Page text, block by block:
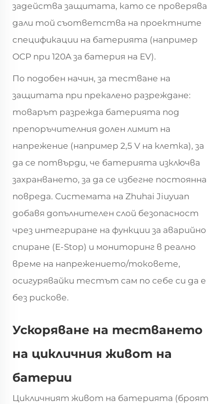
задейства защитата, като се проверява
дали той съответства на проектните
спецификации на батерията (например
OCP при 120A за батерия на EV).
По подобен начин, за тестване на
защитата при прекалено разреждане:
товарът разрежда батерията под
препоръчителния долен лимит на
напрежение (например 2,5 V на клетка), за
да се потвърди, че батерията изключва
захранването, за да се избегне постоянна
повреда. Системата на Zhuhai Jiuyuan
добавя допълнителен слой безопасност
чрез интегриране на функции за аварийно
спиране (E-Stop) и мониторинг в реално
време на напрежението/токовете,
осигурявайки тестът сам по себе си да е
без рискове.
Ускоряване на тестването
на цикличния живот на
батерии
Цикличният живот на батерията (броят